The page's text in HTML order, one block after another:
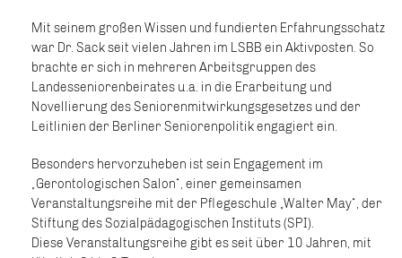
Mit seinem großen Wissen und fundierten Erfahrungsschatz
war Dr. Sack seit vielen Jahren im LSBB ein Aktivposten. So
brachte er sich in mehreren Arbeitsgruppen des
Landesseniorenbeirates u.a. in die Erarbeitung und
Novellierung des Seniorenmitwirkungsgesetzes und der
Leitlinien der Berliner Seniorenpolitik engagiert ein.
Besonders hervorzuheben ist sein Engagement im
„Gerontologischen Salon“, einer gemeinsamen
Veranstaltungsreihe mit der Pflegeschule „Walter May“, der
Stiftung des Sozialpädagogischen Instituts (SPI).
Diese Veranstaltungsreihe gibt es seit über 10 Jahren, mit